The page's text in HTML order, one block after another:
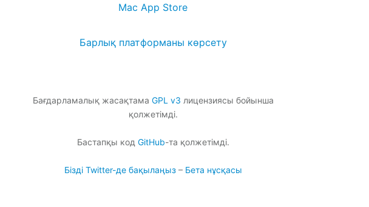
Mac App Store
Барлық платформаны көрсету
Бағдарламалық жасақтама GPL v3 лицензиясы бойынша
қолжетімді.
Бастапқы код GitHub-та қолжетімді.
Бізді Twitter-де бақылаңыз– Бета нұсқасы